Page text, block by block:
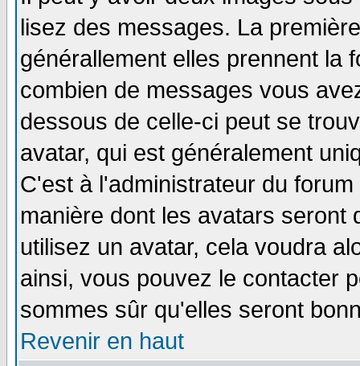
lisez des messages. La
générallement elles prennent la
combien de messages vous
dessous de celle-ci peut se
avatar, qui est généralement
C'est à l'administrateur du
manière dont les avatars seront
utilisez un avatar, cela voudra
ainsi, vous pouvez le contacter
sommes sûr qu'elles seront
Revenir en haut